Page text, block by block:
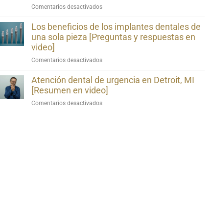
Implants
[Video
FAQs]
Comentarios desactivadosen
Aligners
vs.
Braces:
Out
Treatment
Is
Los beneficios de los implantes dentales de
una sola pieza [Preguntas y respuestas en
video]
Comentarios desactivadosen
Benefits
of
One-
Piece
Atención dental de urgencia en Detroit, MI
[Resumen en video]
Comentarios desactivadosen